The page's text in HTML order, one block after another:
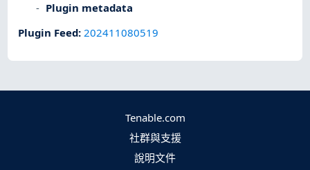
Plugin metadata
Plugin Feed:202411080519
Tenable.com
社群與支援
說明文件